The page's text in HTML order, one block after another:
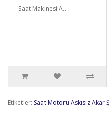
Saat Makinesi A..
Etiketler: Saat Motoru Askısız